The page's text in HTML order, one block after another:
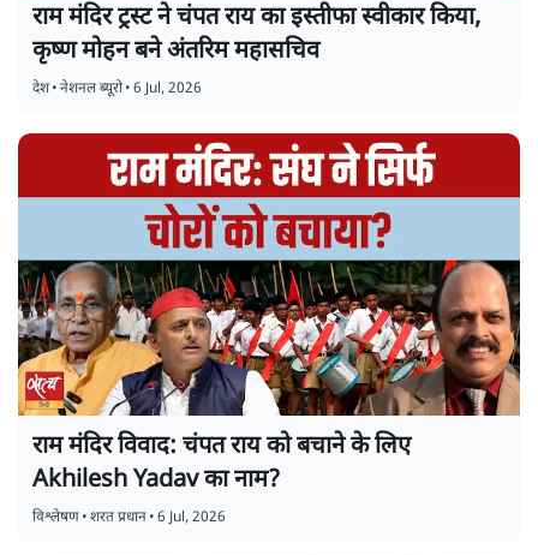
राम मंदिर ट्रस्ट ने चंपत राय का इस्तीफा स्वीकार किया,
कृष्ण मोहन बने अंतरिम महासचिव
देश•नेशनल ब्यूरो•6 Jul, 2026
राम मंदिर विवाद: चंपत राय को बचाने के लिए
Akhilesh Yadav का नाम?
विश्लेषण•शरत प्रधान•6 Jul, 2026